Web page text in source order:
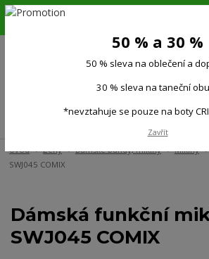
6.-16.8.26. DOVOLENÁ !!! 50 % SLEVA na
(Po-Pá 9:00-15.00)
Úvod Ženy Dámské bundy, mikiny Mikiny
SWJ045 COMIX
Dámská funkční
SWJ045 COMIX
50 % a 30 %
50 % sleva na oblečení a
30 % sleva na taneční
*nevztahuje se pouze na boty
Zavřít